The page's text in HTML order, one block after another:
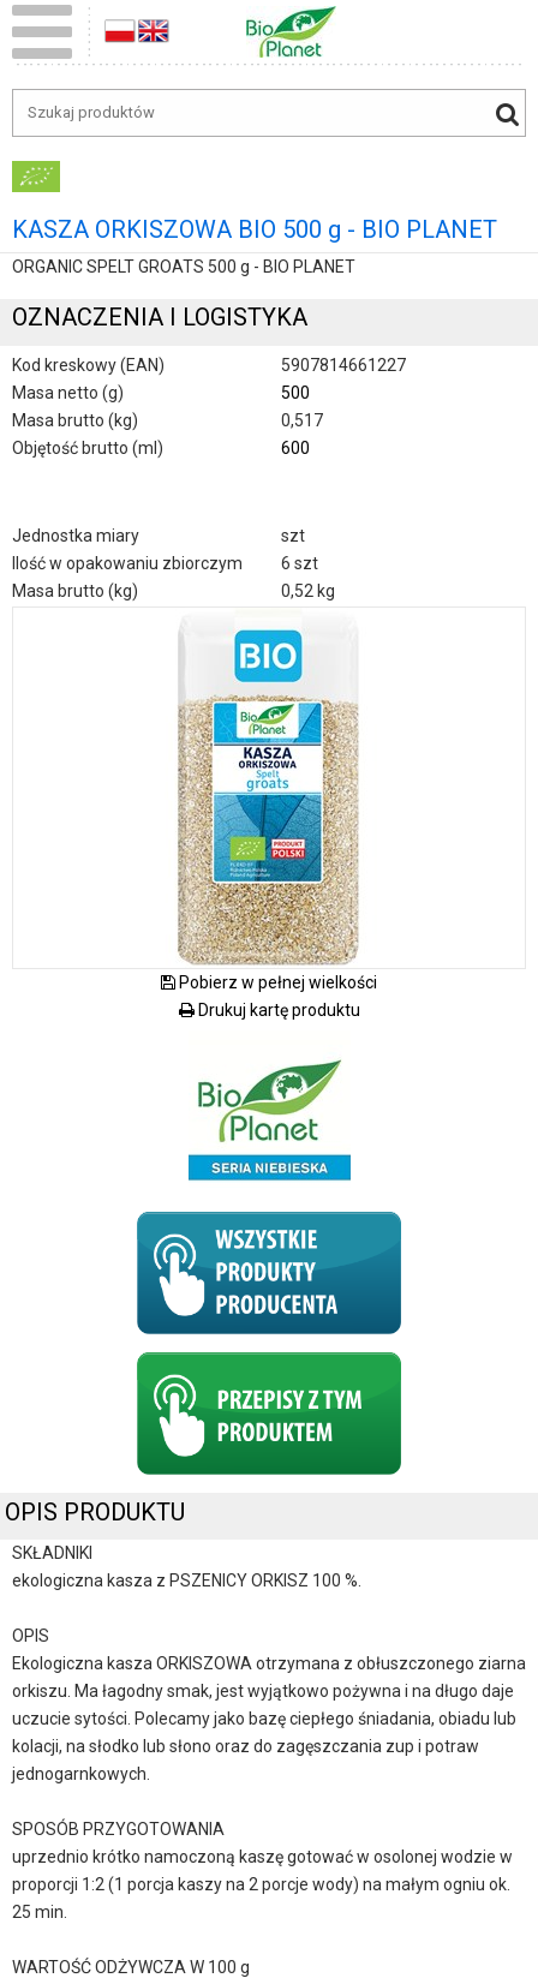
KASZA ORKISZOWA BIO 500 g - BIO PLANET
ORGANIC SPELT GROATS 500 g - BIO PLANET
OZNACZENIA I LOGISTYKA
Kod kreskowy (EAN)
5907814661227
Masa netto (g)
500
Masa brutto (kg)
0,517
Objętość brutto (ml)
600
Jednostka miary
szt
Ilość w opakowaniu zbiorczym
6 szt
Masa brutto (kg)
0,52 kg
Pobierz w pełnej wielkości
Drukuj kartę produktu
OPIS PRODUKTU
SKŁADNIKI
ekologiczna kasza z PSZENICY ORKISZ 100 %.
OPIS
Ekologiczna kasza ORKISZOWA otrzymana z obłuszczonego ziarna
orkiszu. Ma łagodny smak, jest wyjątkowo pożywna i na długo daje
uczucie sytości. Polecamy jako bazę ciepłego śniadania, obiadu lub
kolacji, na słodko lub słono oraz do zagęszczania zup i potraw
jednogarnkowych.
SPOSÓB PRZYGOTOWANIA
uprzednio krótko namoczoną kaszę gotować w osolonej wodzie w
proporcji 1:2 (1 porcja kaszy na 2 porcje wody) na małym ogniu ok.
25 min.
WARTOŚĆ ODŻYWCZA W 100 g